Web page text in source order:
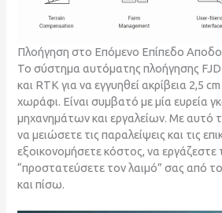
Πλοήγηση στο Επόμενο Επίπεδο
Το σύστημα αυτόματης πλοήγησης FJD
και RTK για να εγγυηθεί ακρίβεια 2,5
χωράφι. Είναι συμβατό με μία ευρεία
μηχανημάτων και εργαλείων. Με αυτό
να μειώσετε τις παραλείψεις και τις
εξοικονομήσετε κόστος, να εργάζεστε
“προστατεύσετε τον λαιμό” σας από
και πίσω.